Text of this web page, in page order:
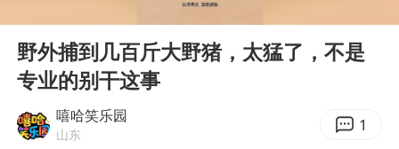
向鹏0-3不敌张本智和
“新疆阿勒泰八月能滑雪”不实
我国外贸延续良好增长态势
山东一元代青花杯离奇失踪
Play
野外捕到几百斤大野猪，太猛了，不是
专业的别干这事
嘻哈笑乐园
山东 1